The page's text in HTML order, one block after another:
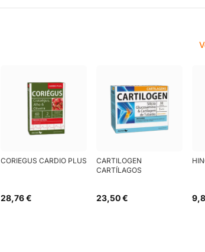
CORIEGUS CARDIO PLUS
28,76 €
CARTILOGEN
CARTÍLAGOS
23,50 €